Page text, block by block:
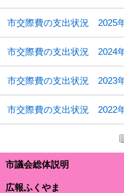
市交際費の支出状況 2025
市交際費の支出状況 2024
市交際費の支出状況 2023
市交際費の支出状況 2022
市議会総体説明
広報ふくやま